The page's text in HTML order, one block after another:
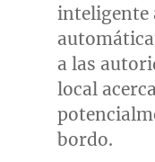
inteligente
a las
local
bordo.